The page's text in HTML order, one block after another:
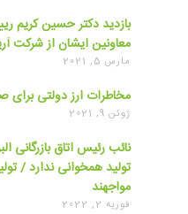
بازدید دکتر حسین کریم
معاونین ایشان از شرکت آریوژن
مارس 5, 2021
️مخاطرات ارز دولتی برای
ژوئن 9, 2021
نائب رئیس اتاق بازرگانی
تولید همخوانی ندارد /
مواجهند
فوریه 2, 2022